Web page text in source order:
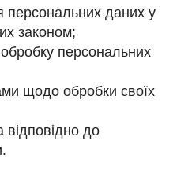
даних у
законом;
персональних
щодо обробки своїх
до